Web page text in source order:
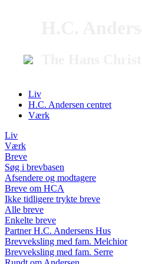
Liv
H.C. Andersen centret
Værk
Liv
Værk
Breve
Søg i brevbasen
Afsendere og modtagere
Breve om HCA
Ikke tidligere trykte breve
Alle breve
Enkelte breve
Partner H.C. Andersens Hus
Brevveksling med fam. Melchior
Brevveksling med fam. Serre